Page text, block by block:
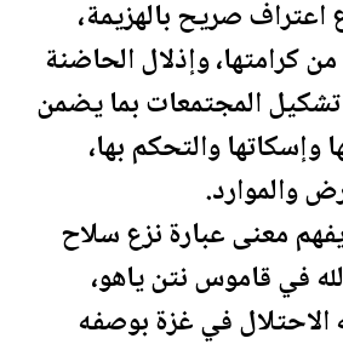
اعتراف صريح بالهزيمة،
كرامتها، وإذلال الحاضنة
تشكيل المجتمعات بما يضمن
وإسكاتها والتحكم بها،
والموارد.
معنى عبارة نزع سلاح
في قاموس نتن ياهو،
الاحتلال في غزة بوصفه